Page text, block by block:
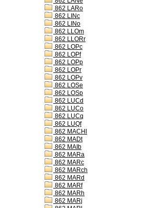
862 LARo
862 LINc
862 LINo
862 LLOm
862 LLORr
862 LOPc
862 LOPf
862 LOPp
862 LOPr
862 LOPv
862 LOSe
862 LOSp
862 LUCd
862 LUCo
862 LUCq
862 LUQf
862 MACHl
862 MADt
862 MAIb
862 MARa
862 MARc
862 MARch
862 MARd
862 MARf
862 MARh
862 MARj